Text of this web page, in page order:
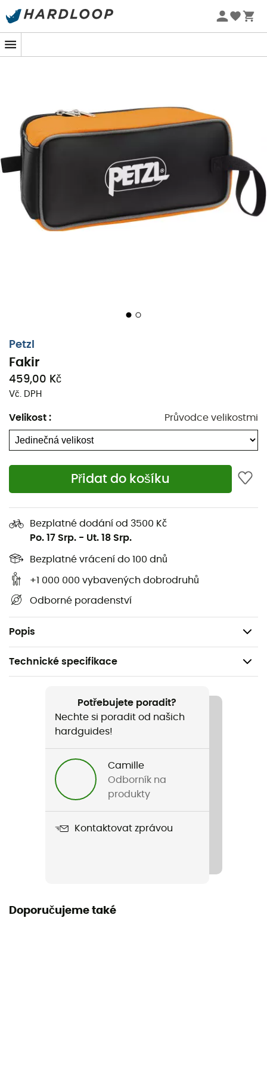
Letní akce 🔥 -5 % EXTRA při nákupu 2 produktů* s kódem
Petzl
Fakir
459,00 Kč
Vč. DPH
Velikost : Průvodce velikostmi
Přidat do košíku
Bezplatné dodání od 3500 Kč
Po. 17 Srp. - Ut. 18 Srp.
Bezplatné vrácení do 100 dnů
+1 000 000 vybavených dobrodruhů
Odborné poradenství
Popis
Vyrobeno společností Petzl pro přepravu vašich maček,
Mázipové zapínánía může také obsahovat šrouby a
další čepele.
Polotuhé vyztužené dno tašky chrání tašku před
ostrými hroty. Vybavenasíťkou pro odvod vody a
Oceňujeme jejívnitřní upevňovací popruh, který
umožňuje připevnit mačky.
Technické specifikace
Pánské / Dámské
Název produktu
Záruka výrobce
Přečtěte si příbalový leták
Potřebujete poradit?
Nechte si poradit od našich
hardguides!
Camille
Odborník na
produkty
Kontaktovat zprávou
Doporučujeme také